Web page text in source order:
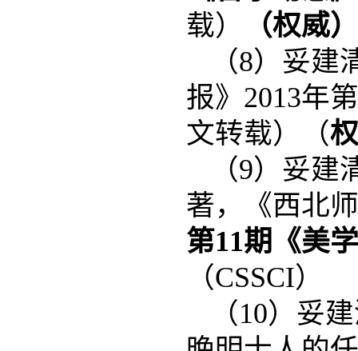
载）
（权威）
（8）妥
报》2013年
文转载）（
（9）妥
著，《西北
第11期《美
（CSSCI）
（10）妥